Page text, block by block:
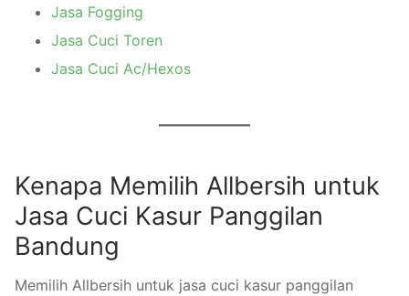
Jasa Fogging
Jasa Cuci Toren
Jasa Cuci Ac/Hexos
Kenapa Memilih Allbersih untuk
Jasa Cuci Kasur Panggilan
Bandung
Memilih Allbersih untuk jasa cuci kasur panggilan